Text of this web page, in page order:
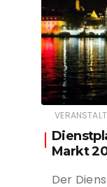
Markt
Der